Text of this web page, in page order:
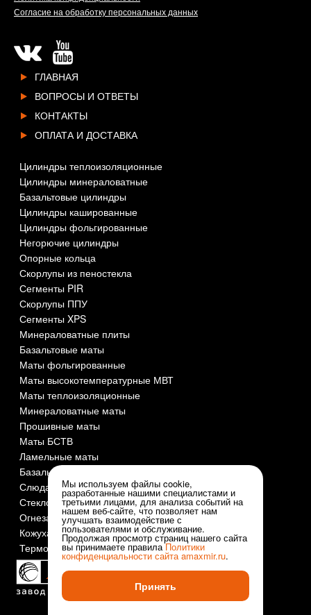
Согласие на обработку персональных данных
ГЛАВНАЯ
ВОПРОСЫ И ОТВЕТЫ
КОНТАКТЫ
ОПЛАТА И ДОСТАВКА
Цилиндры теплоизоляционные
Цилиндры минераловатные
Базальтовые цилиндры
Цилиндры кашированные
Цилиндры фольгированные
Негорючие цилиндры
Опорные кольца
Скорлупы из пеностекла
Сегменты PIR
Скорлупы ППУ
Сегменты XPS
Минераловатные плиты
Базальтовые маты
Маты фольгированные
Маты высокотемпературные МВТ
Маты теплоизоляционные
Минераловатные маты
Прошивные маты
Маты БСТВ
Ламельные маты
Базальтовый шнур
Слюда СМОГ
Стеклоткань
Огнезащита и огнеупоры
Кожуха оцинкованные
Термочехлы
Мы используем файлы cookie,
разработанные нашими специалистами и
третьими лицами, для анализа событий на
нашем веб-сайте, что позволяет нам
улучшать взаимодействие с
пользователями и обслуживание.
Продолжая просмотр страниц нашего сайта
вы принимаете правилаПолитики
конфиденциальности сайта amaxmir.ru.
Принять